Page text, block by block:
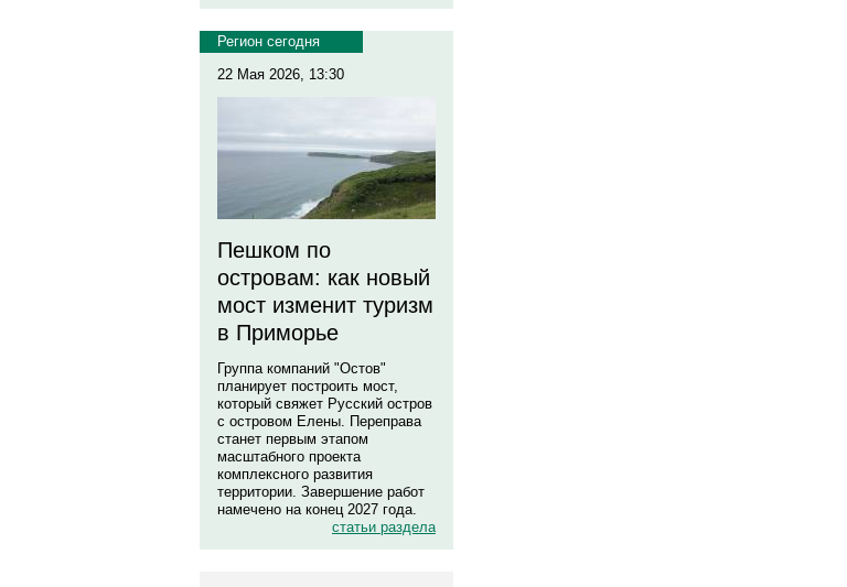
Регион сегодня
22 Мая 2026, 13:30
Пешком по
островам: как новый
мост изменит туризм
в Приморье
Группа компаний "Остов"
планирует построить мост,
который свяжет Русский остров
с островом Елены. Переправа
станет первым этапом
масштабного проекта
комплексного развития
территории. Завершение работ
намечено на конец 2027 года.
статьи раздела